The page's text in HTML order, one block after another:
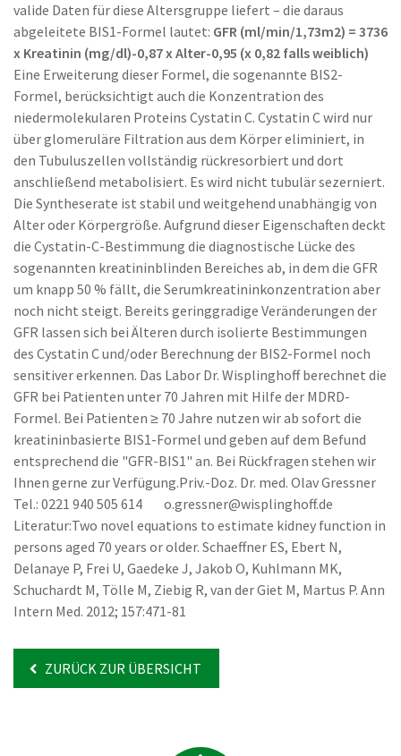
valide Daten für diese Altersgruppe liefert – die daraus
abgeleitete BIS1-Formel lautet: GFR (ml/min/1,73m2) = 3736
x Kreatinin (mg/dl)-0,87 x Alter-0,95 (x 0,82 falls weiblich)
Eine Erweiterung dieser Formel, die sogenannte BIS2-
Formel, berücksichtigt auch die Konzentration des
niedermolekularen Proteins Cystatin C. Cystatin C wird nur
über glomeruläre Filtration aus dem Körper eliminiert, in
den Tubuluszellen vollständig rückresorbiert und dort
anschließend metabolisiert. Es wird nicht tubulär sezerniert.
Die Syntheserate ist stabil und weitgehend unabhängig von
Alter oder Körpergröße. Aufgrund dieser Eigenschaften deckt
die Cystatin-C-Bestimmung die diagnostische Lücke des
sogenannten kreatininblinden Bereiches ab, in dem die GFR
um knapp 50 % fällt, die Serumkreatininkonzentration aber
noch nicht steigt. Bereits geringgradige Veränderungen der
GFR lassen sich bei Älteren durch isolierte Bestimmungen
des Cystatin C und/oder Berechnung der BIS2-Formel noch
sensitiver erkennen. Das Labor Dr. Wisplinghoff berechnet die
GFR bei Patienten unter 70 Jahren mit Hilfe der MDRD-
Formel. Bei Patienten ≥ 70 Jahre nutzen wir ab sofort die
kreatininbasierte BIS1-Formel und geben auf dem Befund
entsprechend die "GFR-BIS1" an. Bei Rückfragen stehen wir
Ihnen gerne zur Verfügung.Priv.-Doz. Dr. med. Olav Gressner
Tel.: 0221 940 505 614 o.gressner@wisplinghoff.de
Literatur:Two novel equations to estimate kidney function in
persons aged 70 years or older. Schaeffner ES, Ebert N,
Delanaye P, Frei U, Gaedeke J, Jakob O, Kuhlmann MK,
Schuchardt M, Tölle M, Ziebig R, van der Giet M, Martus P. Ann
Intern Med. 2012; 157:471-81
ZURÜCK ZUR ÜBERSICHT